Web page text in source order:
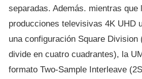
separadas. Además. mientras que
producciones televisivas 4K UHD
una configuración Square Division
divide en cuatro cuadrantes), la
formato Two-Sample Interleave